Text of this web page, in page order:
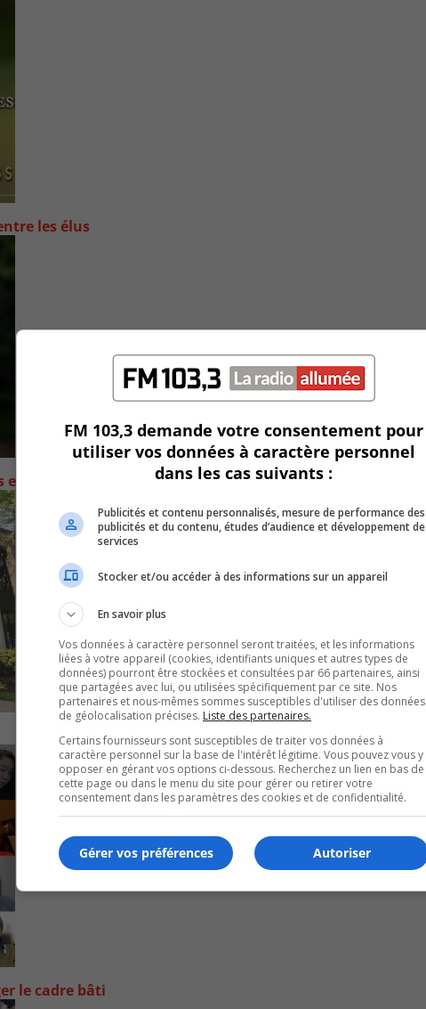
les élus
le cadre bâti
FM 103,3 demande votre consentement pour
utiliser vos données à caractère personnel
dans les cas suivants :
Publicités et contenu personnalisés, mesure de performance des
publicités et du contenu, études d’audience et développement de
services
Stocker et/ou accéder à des informations sur un appareil
En savoir plus
Vos données à caractère personnel seront traitées, et les informations
liées à votre appareil (cookies, identifiants uniques et autres types de
données) pourront être stockées et consultées par 66 partenaires, ainsi
que partagées avec lui, ou utilisées spécifiquement par ce site. Nos
partenaires et nous-mêmes sommes susceptibles d'utiliser des données
de géolocalisation précises. Liste des partenaires.
Certains fournisseurs sont susceptibles de traiter vos données à
caractère personnel sur la base de l'intérêt légitime. Vous pouvez vous y
opposer en gérant vos options ci-dessous. Recherchez un lien en bas de
cette page ou dans le menu du site pour gérer ou retirer votre
consentement dans les paramètres des cookies et de confidentialité.
Autoriser
Gérer vos préférences